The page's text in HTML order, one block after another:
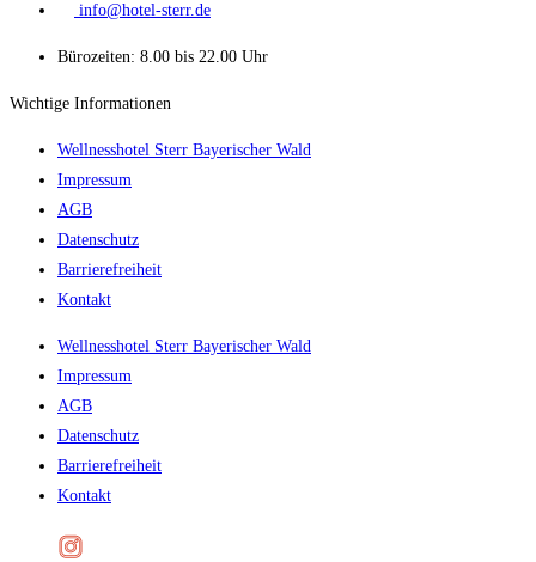
info@hotel-sterr.de
Bürozeiten: 8.00 bis 22.00 Uhr
Wichtige Informationen
Wellnesshotel Sterr Bayerischer Wald
Impressum
AGB
Datenschutz
Barrierefreiheit
Kontakt
Wellnesshotel Sterr Bayerischer Wald
Impressum
AGB
Datenschutz
Barrierefreiheit
Kontakt